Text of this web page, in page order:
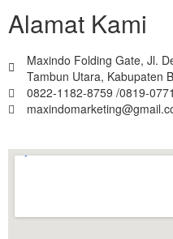
Alamat Kami
Maxindo Folding Gate, Jl.
Tambun Utara, Kabupaten
0822-1182-8759 /0819-